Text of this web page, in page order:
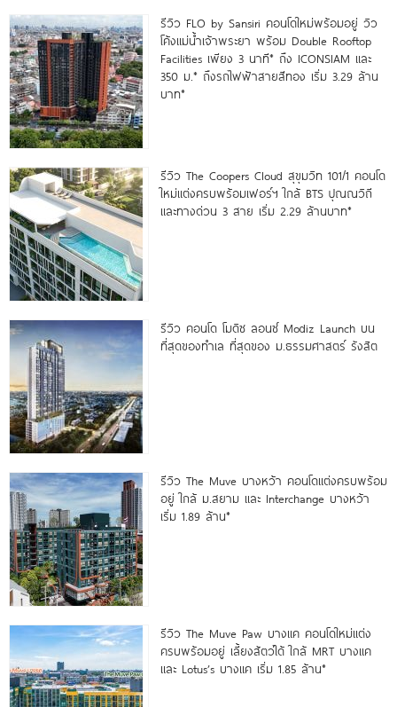
รีวิว FLO by Sansiri คอนโดใหม่พร้อมอยู่ วิว
โค้งแม่น้ำเจ้าพระยา พร้อม Double Rooftop
Facilities เพียง 3 นาที* ถึง ICONSIAM และ
350 ม.* ถึงรถไฟฟ้าสายสีทอง เริ่ม 3.29 ล้าน
บาท*
รีวิว The Coopers Cloud สุขุมวิท 101/1 คอนโด
ใหม่แต่งครบพร้อมเฟอร์ฯ ใกล้ BTS ปุณณวิถี
และทางด่วน 3 สาย เริ่ม 2.29 ล้านบาท*
รีวิว คอนโด โมดิซ ลอนซ์ Modiz Launch บน
ที่สุดของทำเล ที่สุดของ ม.ธรรมศาสตร์ รังสิต
รีวิว The Muve บางหว้า คอนโดแต่งครบพร้อม
อยู่ ใกล้ ม.สยาม และ Interchange บางหว้า
เริ่ม 1.89 ล้าน*
รีวิว The Muve Paw บางแค คอนโดใหม่แต่ง
ครบพร้อมอยู่ เลี้ยงสัตว์ได้ ใกล้ MRT บางแค
และ Lotus’s บางแค เริ่ม 1.85 ล้าน*